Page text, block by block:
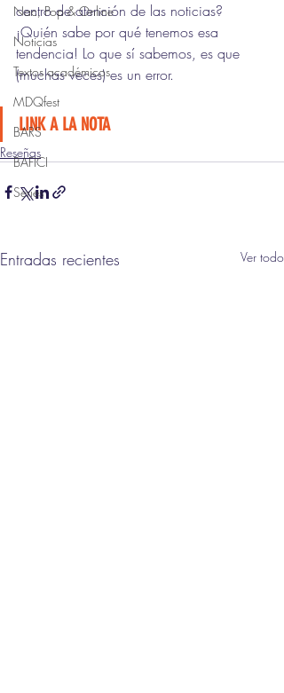
Nac, Pop & Online
Noticias
Textos académicos
MDQfest
BARS
BAFICI
Series
centro de atención de las noticias?
¡Quién sabe por qué tenemos esa
tendencia! Lo que sí sabemos, es que
(muchas veces) es un error.
LINK A LA NOTA
Reseñas
Entradas recientes Ver todo